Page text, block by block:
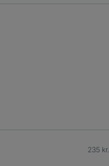
235 kr.